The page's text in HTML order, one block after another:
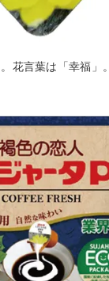
花言葉は「幸福」。